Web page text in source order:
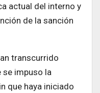
actual del interno y
de la sanción
transcurrido
se impuso la
que haya iniciado